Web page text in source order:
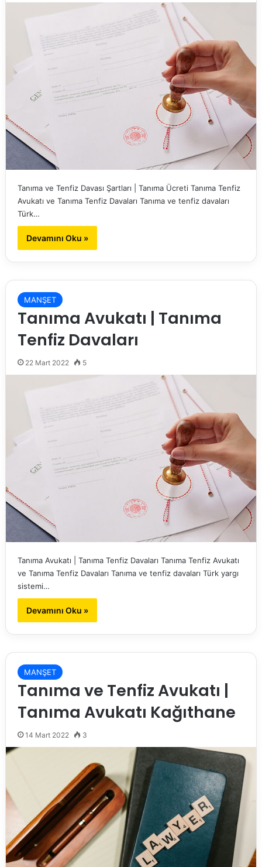
Tanıma ve Tenfiz Davası Şartları | Tanıma Ücreti Tanıma Tenfiz
Avukatı ve Tanıma Tenfiz Davaları Tanıma ve tenfiz davaları
Türk…
Devamını Oku »
MANŞET
Tanıma Avukatı | Tanıma
Tenfiz Davaları
22 Mart 2022 5
Tanıma Avukatı | Tanıma Tenfiz Davaları Tanıma Tenfiz Avukatı
ve Tanıma Tenfiz Davaları Tanıma ve tenfiz davaları Türk yargı
sistemi…
Devamını Oku »
MANŞET
Tanıma ve Tenfiz Avukatı |
Tanıma Avukatı Kağıthane
14 Mart 2022 3